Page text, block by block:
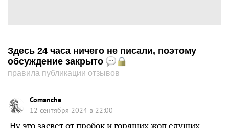
Здесь 24 часа ничего не писали, поэтому
обсуждение закрыто
правила публикации отзывов
Comanche
12 сентября 2024 в 22:00